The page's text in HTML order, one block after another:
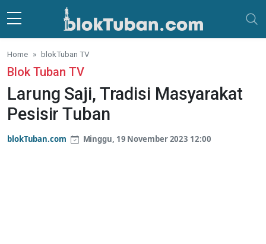
Skip to main content
Home blokTuban TV
Blok Tuban TV
Larung Saji, Tradisi Masyarakat
Pesisir Tuban
blokTuban.com Minggu, 19 November 2023 12:00